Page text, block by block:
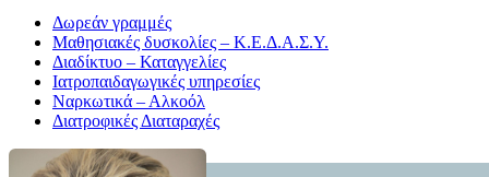
Δωρεάν γραμμές
Μαθησιακές δυσκολίες – Κ.Ε.Δ.Α.Σ.Υ.
Διαδίκτυο – Καταγγελίες
Ιατροπαιδαγωγικές υπηρεσίες
Ναρκωτικά – Αλκοόλ
Διατροφικές Διαταραχές